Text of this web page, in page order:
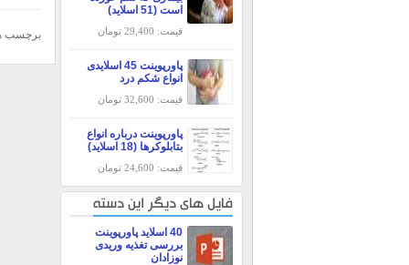
است (51 اسلاید)
قیمت: 29,400 تومان
پاورپوینت 45 اسلایدی
انواع شکم درد
قیمت: 32,600 تومان
پاورپوینت درباره انواع
بتابلوکرها (18 اسلاید)
قیمت: 24,600 تومان
فایل های دیگر این دسته
40 اسلاید پاورپوینت
بررسی تغذیه وریدی
نوزادان
برچسب